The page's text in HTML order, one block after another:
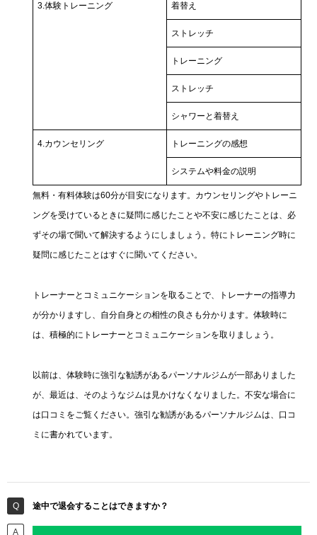
3.体験トレーニング 着替え
ストレッチ
トレーニング
ストレッチ
シャワーと着替え
4.カウンセリング トレーニングの感想
システムや料金の説明
無料・有料体験は60分が目安になります。カウンセリングやトレーニ
ングを受けているときに疑問に感じたことや不安に感じたことは、必
ずその場で聞いて解決するようにしましょう。特にトレーニング時に
疑問に感じたことはすぐに聞いてください。
トレーナーとコミュニケーションを取ることで、トレーナーの指導力
が分かりますし、自分自身との相性の良さも分かります。体験時に
は、積極的にトレーナーとコミュニケーションを取りましょう。
以前は、体験時に強引な勧誘があるパーソナルジムが一部ありました
が、最近は、そのようなジムは見かけなくなりました。不安な場合に
は口コミをご覧ください。強引な勧誘があるパーソナルジムは、口コ
ミに書かれています。
途中で退会することはできますか？